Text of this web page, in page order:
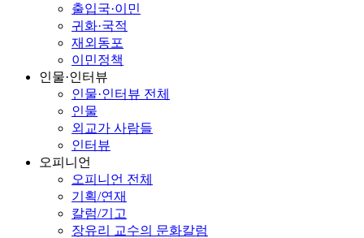
출입국·이민
귀화·국적
재외동포
이민정책
인물·인터뷰
인물·인터뷰 전체
인물
외교가 사람들
인터뷰
오피니언
오피니언 전체
기획/연재
칼럼/기고
장유리 교수의 문화칼럼